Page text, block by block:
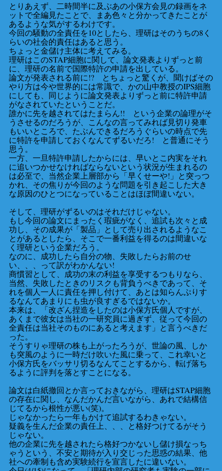
とりあえず、二時間半に及ぶあの小保方会見の録画をネ
ットで全編見たことで、まあ色々と分かってきたことが
あるような気がするわけです。
今回の騒動の全責任を10としたら、理研はそのうちの8く
らいの社会的責任はあると思う。
ちょっと金儲け主体に考えてみる。
理研はこのSTAP細胞に関して、論文発表よりずっと前
に、理研の名前で国際特許の申請を出している。
論文が発表される前に!? とちょっと驚くが、聞けばその
やり方は今や世界的には常識で、かの山中教授のIPS細胞
にしても、同じように論文発表よりずっと前に特許申請
がなされていたということだ。
誰かに先を越されてはたまらん!! という企業の論理がそ
うさせるのだろうが、こんなの言ってみれば見切り発車
もいいところで、たぶんできるだろうぐらいの時点で先
に特許を申請しておくなんてずるいだろ! と普通にそう
思う。
一方、一旦特許申請したからには、早いとこ内実をそれ
に追いつかせなければならないという状況が生まれるの
は必至で、当然企業上層部から「早くせーや!」と突っつ
かれ、その焦りが今回のような問題を引き起こした大き
な原因のひとつになっていることはほぼ間違いない。
そして、理研がずるいのはそれだけじゃない。
もし今回の論文にまったく瑕疵がなく、追試も次々と成
功し、その成果が「製品」として売り出されるようなこ
とがあるとしたら、そこで一番利益を得るのは間違いな
く理研という企業だろう。
なのに、成功したら自分の物、失敗したらお前のせ
い、、、って訳がわかんない!
商慣習として、成功の末の利益を享受するつもりなら、
当然、失敗したときのリスクも背負うべきであって、そ
れを個人一人に責任を押し付けて、あとは知らんぷりす
るなんてあまりにも虫が良すぎるではないか。
本来は、「改ざん捏造をしたのは小保方氏個人ですが、
あくまで彼女は当社の一研究員に過ぎず、従って今回の
全責任は当社そのものにあると考えます」と言うべきだ
った。
そうすりゃ理研の株も上がったろうが、世論の風、しか
も突風のように一時だけ吹いた風に乗って、これ幸いと
小保方氏をバッサリ切るなんてことするから、転げ落ち
るように評判を落とすことになる。
論文は白紙撤回とか言っておきながら、理研はSTAP細胞
の存在に関し、なんだかんだ言いながら、あれで結構信
じてるから根性が悪い(笑)。
じゃなかったら一年もかけて追試するわきゃない。
疑義を生んだ企業の責任上、、、と格好つけてるがそう
じゃない。
他の企業に先を越されたら格好つかないし儲け損なっち
ゃうという、不安と期待が入り交じった思惑の結果、他
社への牽制も含め実験続行を宣言したに違いない。